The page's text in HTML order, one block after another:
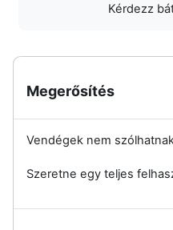
Kérdezz
Megerősítés
Vendégek nem
Szeretne egy teljes